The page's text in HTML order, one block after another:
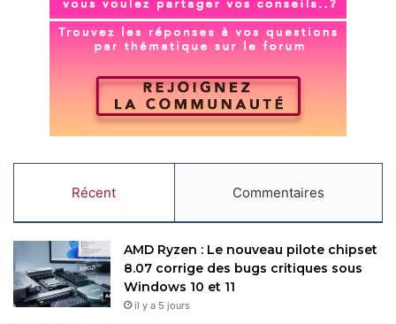
Récent Commentaires
AMD Ryzen : Le nouveau pilote chipset
8.07 corrige des bugs critiques sous
Windows 10 et 11
il y a 5 jours